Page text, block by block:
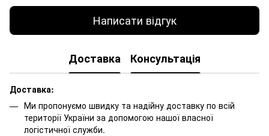
Написати відгук
Доставка Консультація
Доставка:
Ми пропонуємо швидку та надійну доставку по всій
території України за допомогою нашої власної
логістичної служби.